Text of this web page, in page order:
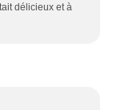
délicieux et à